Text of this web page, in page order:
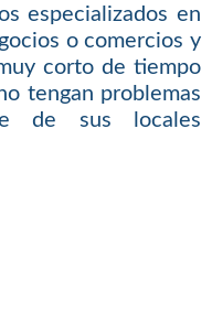
especializados en
o comercios y
corto de tiempo
tengan problemas
de sus locales